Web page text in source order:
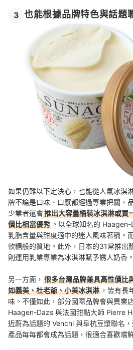
3 也能根據品牌特色與話題
如果仍難以下定決心，也能從人氣冰淇
牌不論是口味、口感都經過專業把關，
少業者還會推出大容量桶裝冰淇淋或買
價比相當優秀 。以全球知名的
乳脂含量與甜度適中的迷人風味著稱。
軟糖般的質地。此外，日本的31常推出
則運用乳業專業為冰淇淋賦予誘人奶香。
另一方面， 很多台灣品牌兼具高性價比
如義美、杜老爺、小美冰淇淋 ，皆有長
味。不僅如此，部分國際品牌會與異業
Haagen-Dazs 與法國甜點大師 Pierre
近蔚為話題的 Venchi 與阜杭豆漿聯名
產品每每都會成為話題，很適合喜歡嚐